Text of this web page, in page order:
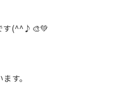
す(^^♪🎨💚
す。